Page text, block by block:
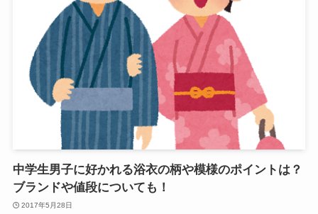
中学生男子に好かれる浴衣の柄や模様のポイントは？
ブランドや値段についても！
2017年5月28日